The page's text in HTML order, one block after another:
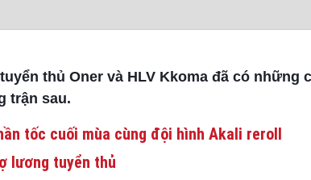
thủ Oner và HLV Kkoma đã có những
trận sau.
tốc cuối mùa cùng đội hình Akali reroll
lương tuyển thủ